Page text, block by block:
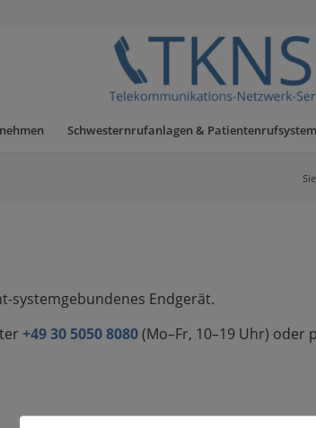
Schwesternrufanlagen &
systemgebundenes Endgerät.
+49 30 5050 8080(Mo–Fr, 10–19 Uhr) oder